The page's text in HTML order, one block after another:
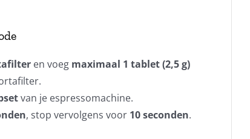
en voeg maximaal 1 tablet (2,5 g)
van je espressomachine.
, stop vervolgens voor 10 seconden.